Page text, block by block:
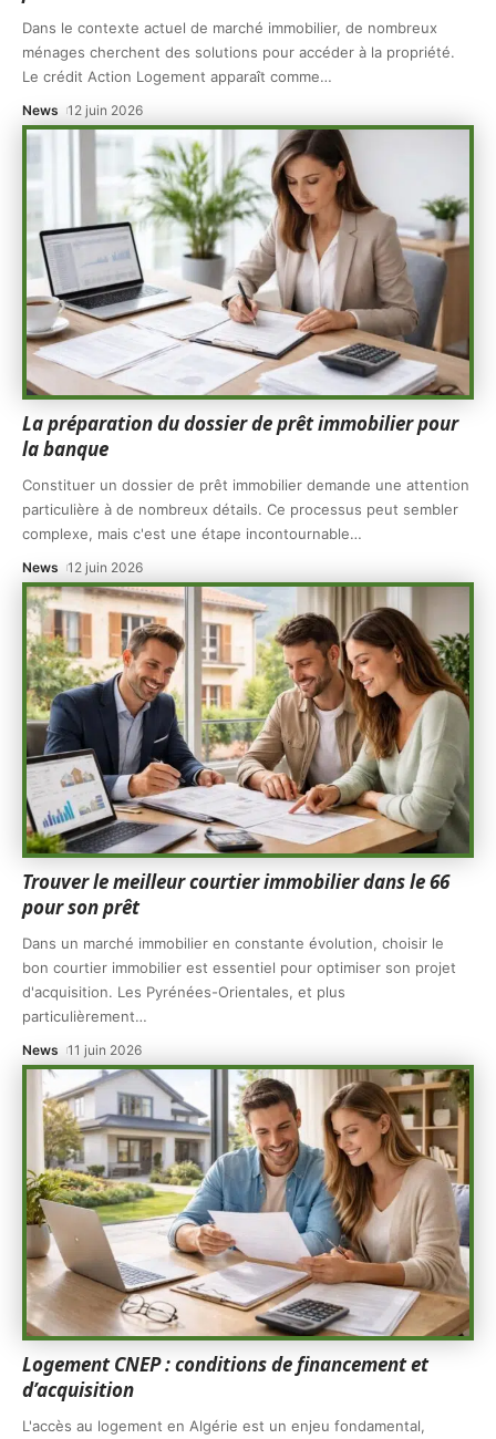
Dans le contexte actuel de marché immobilier, de nombreux
ménages cherchent des solutions pour accéder à la propriété.
Le crédit Action Logement apparaît comme…
News 12 juin 2026
La préparation du dossier de prêt immobilier pour
la banque
Constituer un dossier de prêt immobilier demande une attention
particulière à de nombreux détails. Ce processus peut sembler
complexe, mais c'est une étape incontournable…
News 12 juin 2026
Trouver le meilleur courtier immobilier dans le 66
pour son prêt
Dans un marché immobilier en constante évolution, choisir le
bon courtier immobilier est essentiel pour optimiser son projet
d'acquisition. Les Pyrénées-Orientales, et plus
particulièrement…
News 11 juin 2026
Logement CNEP : conditions de financement et
d’acquisition
L'accès au logement en Algérie est un enjeu fondamental,